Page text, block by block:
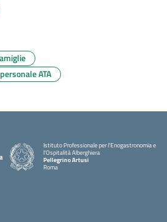
ATA
Istituto Professionale per l'Enogastronomia e
l'Ospitalità Alberghiera
Pellegrino Artusi
Roma